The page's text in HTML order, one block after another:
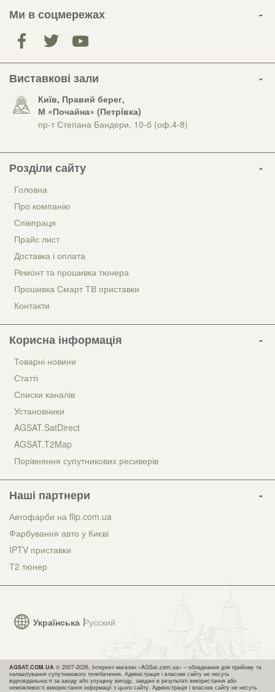
Ми в соцмережах
Виставкові зали
Київ, Правий берег,
М «Почайна» (Петрiвка)
пр-т Степана Бандери, 10-б (оф.4-8)
Українська Русский
Розділи сайту
Головна
Про компанію
Співпраця
Прайс лист
Доставка і оплата
Ремонт та прошивка тюнера
Прошивка Смарт ТВ приставки
Контакти
Корисна інформація
Товарні новини
Статті
Списки каналів
Установники
AGSAT.SatDirect
AGSAT.T2Map
Порівняння супутникових ресиверів
Наші партнери
Автофарби на flip.com.ua
Фарбування авто у Києві
IPTV приставки
Т2 тюнер
AGSAT.COM.UA © 2007-2026, Інтернет-магазин «AGSat.com.ua» – обладнання для прийому та
налаштування супутникового телебачення. Адміністрація і власник сайту не несуть
відповідальності за шкоду або упущену вигоду, завдані в результаті використання або
неможливості використання інформації з цього сайту. Адміністрація і власник сайту не несуть